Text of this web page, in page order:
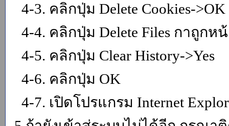
4-3. คลิกปุ่ม Delete Cookies->OK
4-4. คลิกปุ่ม Delete Files กาถูกหน้
4-5. คลิกปุ่ม Clear History->Yes
4-6. คลิกปุ่ม OK
4-7. เปิดโปรแกรม Internet